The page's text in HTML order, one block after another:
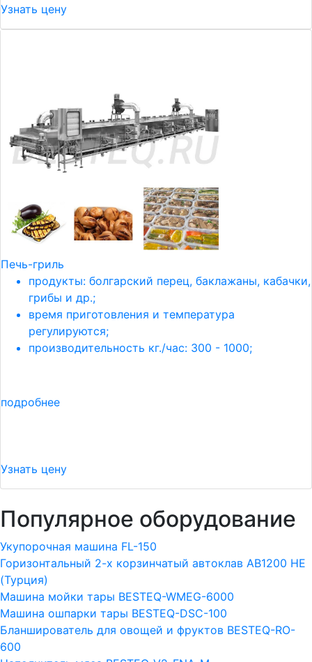
Узнать цену
Печь-гриль
продукты: болгарский перец, баклажаны, кабачки,
грибы и др.;
время приготовления и температура
регулируются;
производительность кг./час: 300 - 1000;
подробнее
Узнать цену
Популярное оборудование
Укупорочная машина FL-150
Горизонтальный 2-х корзинчатый автоклав АВ1200 HE
(Турция)
Машина мойки тары BESTEQ-WMEG-6000
Машина ошпарки тары BESTEQ-DSC-100
Бланширователь для овощей и фруктов BESTEQ-RO-
600